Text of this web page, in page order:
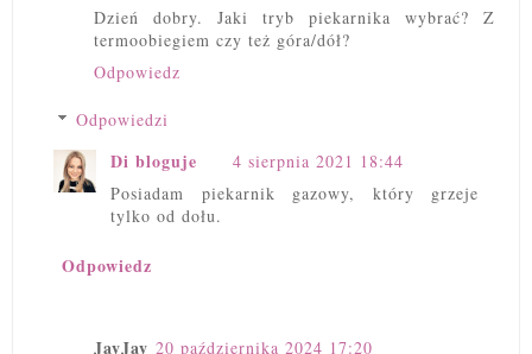
Dzień dobry. Jaki tryb piekarnika wybrać? Z
termoobiegiem czy też góra/dół?
Odpowiedz
Odpowiedzi
Di bloguje
4 sierpnia 2021 18:44
Posiadam piekarnik gazowy, który grzeje
tylko od dołu.
Odpowiedz
JayJay 20 października 2024 17:20